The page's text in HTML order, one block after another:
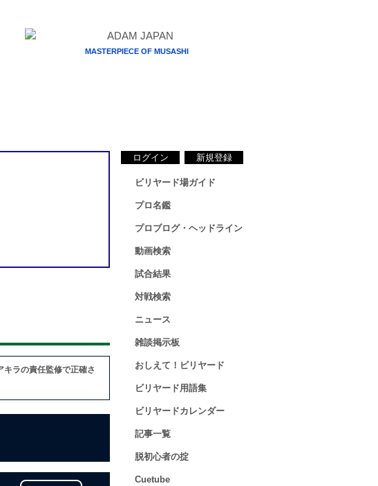
MASTERPIECE OF MUSASHI
ラの責任監修で正確さ
ログイン 新規登録
ビリヤード場ガイド
プロ名鑑
プロブログ・ヘッドライン
動画検索
試合結果
対戦検索
ニュース
雑談掲示板
おしえて！ビリヤード
ビリヤード用語集
ビリヤードカレンダー
記事一覧
脱初心者の掟
Cuetube